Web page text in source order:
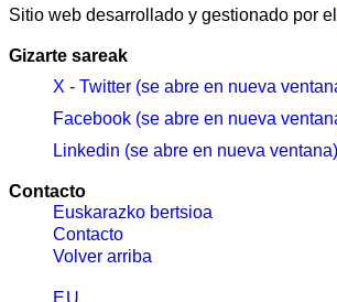
Sitio web desarrollado y gestionado por el
Gizarte sareak
X - Twitter (se abre en nueva
Facebook (se abre en nueva
Linkedin (se abre en nueva ventana)
Contacto
Euskarazko bertsioa
Contacto
Volver arriba